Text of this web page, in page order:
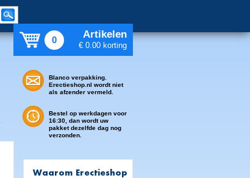
0 Artikelen
€ 0.00 korting
Blanco verpakking.
Erectieshop.nl wordt niet
als afzender vermeld.
Bestel op werkdagen voor
16:30, dan wordt uw
pakket dezelfde dag nog
verzonden.
Waarom Erectieshop